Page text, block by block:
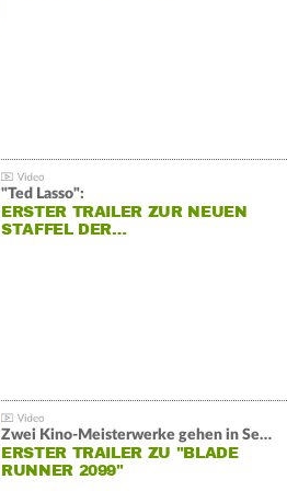
"Ted Lasso":
ERSTER TRAILER ZUR NEUEN
STAFFEL DER…
Zwei Kino-Meisterwerke gehen in Serie:
ERSTER TRAILER ZU "BLADE
RUNNER 2099"